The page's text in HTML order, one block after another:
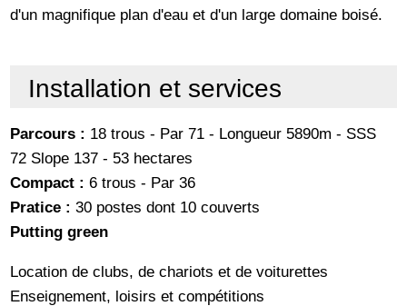
d'un magnifique plan d'eau et d'un large domaine boisé.
Installation et services
Parcours : 18 trous - Par 71 - Longueur 5890m - SSS
72 Slope 137 - 53 hectares
Compact : 6 trous - Par 36
Pratice : 30 postes dont 10 couverts
Putting green
Location de clubs, de chariots et de voiturettes
Enseignement, loisirs et compétitions